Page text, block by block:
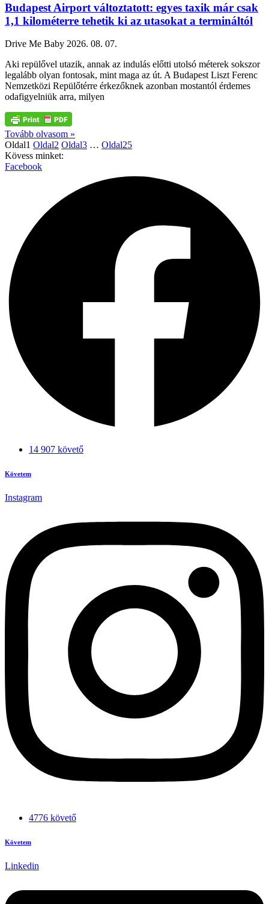
Budapest Airport változtatott: egyes taxik már csak
1,1 kilométerre tehetik ki az utasokat a termináltól
Drive Me Baby 2026. 08. 07.
Aki repülővel utazik, annak az indulás előtti utolsó méterek sokszor
legalább olyan fontosak, mint maga az út. A Budapest Liszt Ferenc
Nemzetközi Repülőtérre érkezőknek azonban mostantól érdemes
odafigyelniük arra, milyen
Tovább olvasom »
Oldal1 Oldal2 Oldal3 … Oldal25
Kövess minket:
Facebook
14 907 követő
Követem
Instagram
4776 követő
Követem
Linkedin